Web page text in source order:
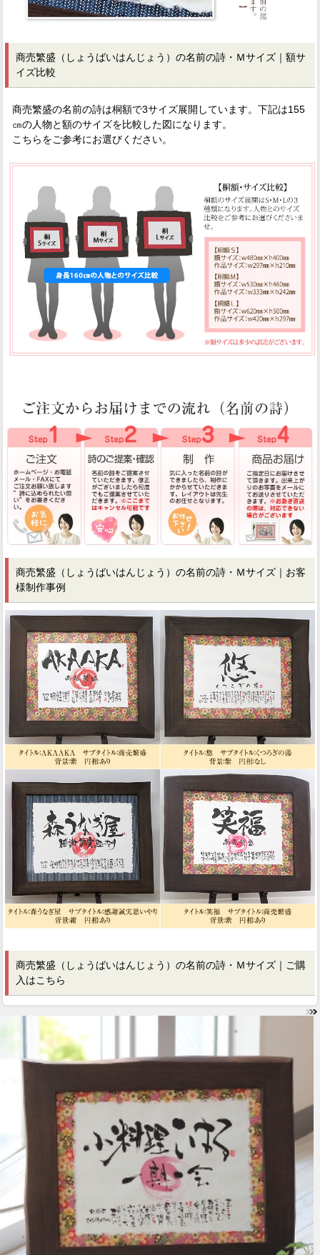
商売繁盛（しょうばいはんじょう）の名前の詩・Ｍサイズ｜額サ
イズ比較
商売繁盛の名前の詩は桐額で3サイズ展開しています。下記は155
㎝の人物と額のサイズを比較した図になります。
こちらをご参考にお選びください。
商売繁盛（しょうばいはんじょう）の名前の詩・Ｍサイズ｜お客
様制作事例
商売繁盛（しょうばいはんじょう）の名前の詩・Ｍサイズ｜ご購
入はこちら